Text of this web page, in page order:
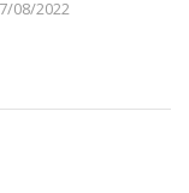
08/2022